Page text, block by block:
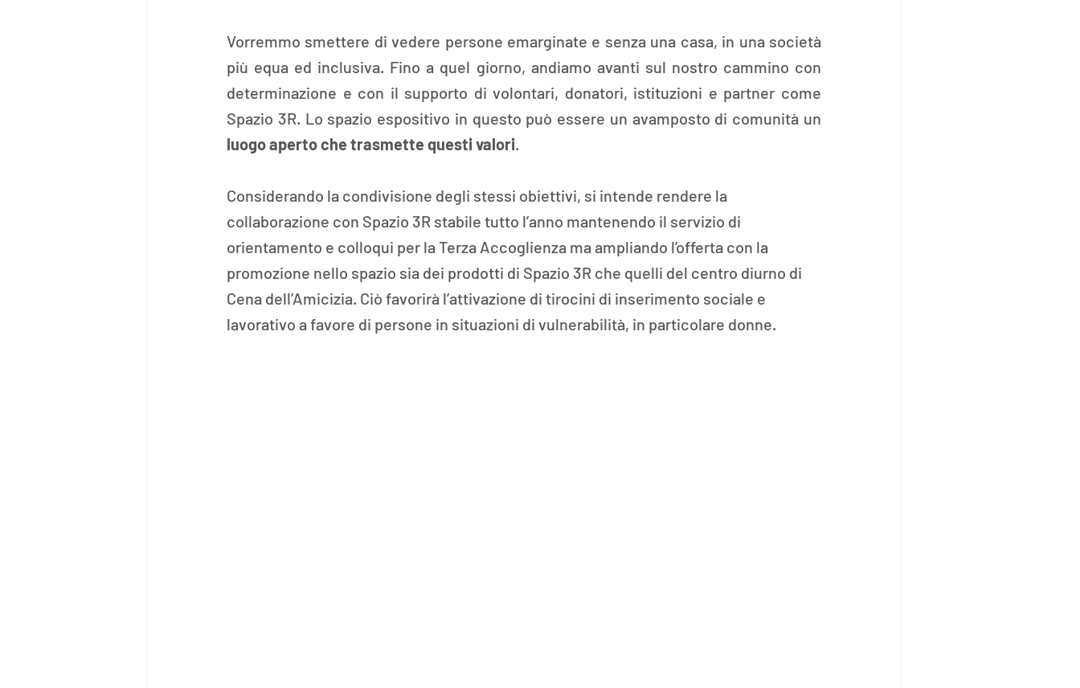
Vorremmo smettere di vedere persone emarginate e senza una casa, in una società
più equa ed inclusiva. Fino a quel giorno, andiamo avanti sul nostro cammino con
determinazione e con il supporto di volontari, donatori, istituzioni e partner come
luogo aperto che trasmette questi valori.
Considerando la condivisione degli stessi obiettivi, si intende rendere la
collaborazione con Spazio 3R stabile tutto l’anno mantenendo il servizio di
orientamento e colloqui per la Terza Accoglienza ma ampliando l’offerta con la
promozione nello spazio sia dei prodotti di Spazio 3R che quelli del centro diurno di
Cena dell’Amicizia. Ciò favorirà l’attivazione di tirocini di inserimento sociale e
lavorativo a favore di persone in situazioni di vulnerabilità, in particolare donne.